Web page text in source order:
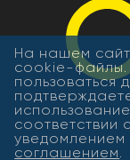
На нашем
cookie-
пользоваться
соответствии
уведомлением
соглашением.